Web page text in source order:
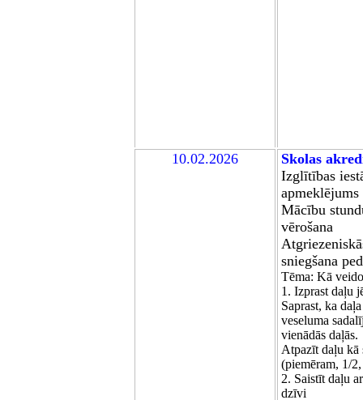
10.02.2026
Skolas
Izglītības
apmeklējums
Mācību
vērošana
sniegšana
Tēma: Kā
1. Izprast daļu
Saprast, ka
veseluma
vienādās daļās.
Atpazīt daļu kā
(piemēram, 1/
2. Saistīt daļu
dzīvi